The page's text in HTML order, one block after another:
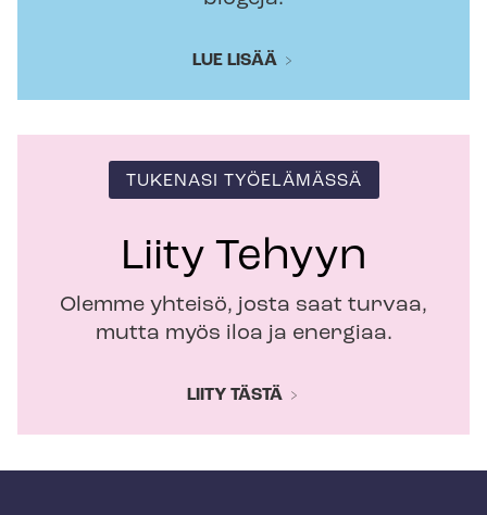
LUE LISÄÄ
TUKENASI TYÖELÄMÄSSÄ
Liity Tehyyn
Olemme yhteisö, josta saat turvaa,
mutta myös iloa ja energiaa.
LIITY TÄSTÄ